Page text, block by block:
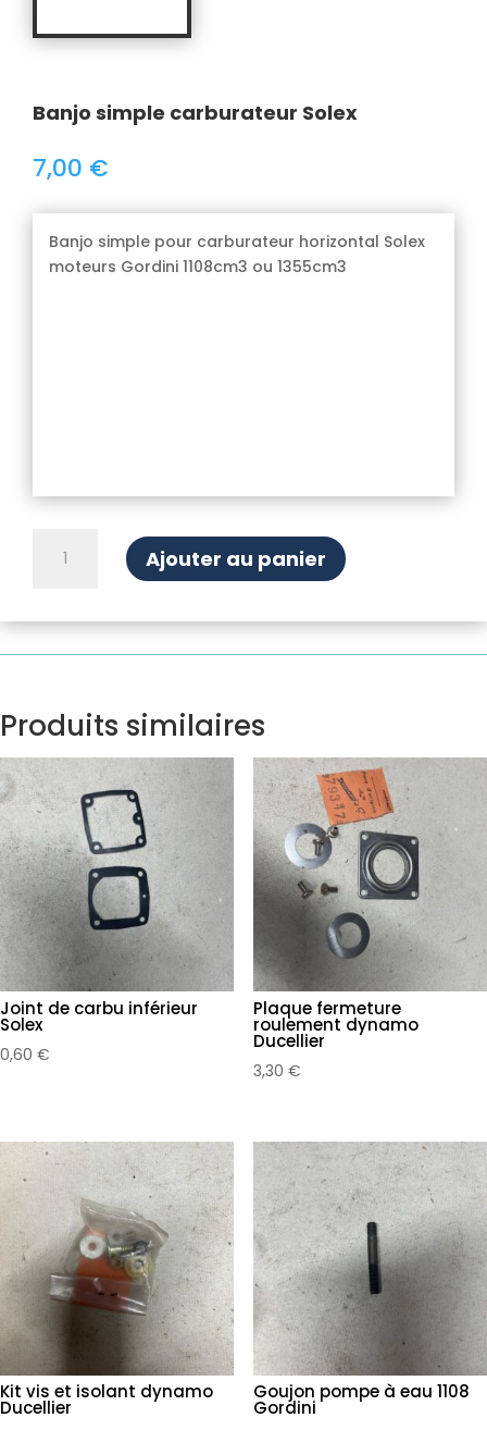
Banjo simple carburateur Solex
7,00 €
Banjo simple pour carburateur horizontal Solex
moteurs Gordini 1108cm3 ou 1355cm3
Ajouter au panier
Produits similaires
Joint de carbu inférieur
Solex
0,60 €
Plaque fermeture
roulement dynamo
Ducellier
3,30 €
Kit vis et isolant dynamo
Ducellier
Goujon pompe à eau 1108
Gordini